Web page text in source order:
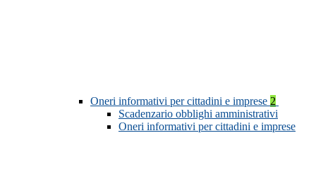
Oneri informativi per cittadini e imprese 2
Scadenzario obblighi amministrativi
Oneri informativi per cittadini e imprese